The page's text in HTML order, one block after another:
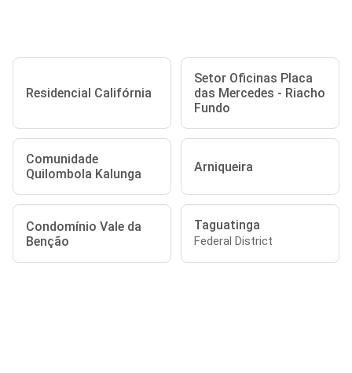
Residencial Califórnia
Setor Oficinas Placa
das Mercedes - Riacho
Fundo
Comunidade
Quilombola Kalunga
Arniqueira
Condomínio Vale da
Benção
Taguatinga
Federal District